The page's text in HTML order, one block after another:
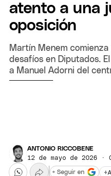
atento a una
oposición
Martín Menem
desafíos en Diputados.
a Manuel Adorni del
ANTONIO RICCOBENE
12 de mayo de 2026 ·
+
+ Seguir en